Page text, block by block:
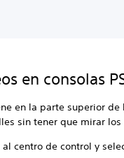
en consolas
en la parte superior
sin tener que mirar
centro de control y